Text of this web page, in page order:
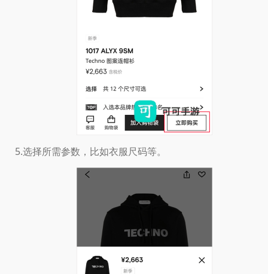
5.选择所需参数，比如衣服尺码等。